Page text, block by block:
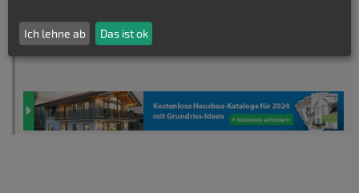
Lasssen Sie sich kostenfrei Grundrisse von
Hausbaufirmen senden!
Ich lehne ab Das ist ok